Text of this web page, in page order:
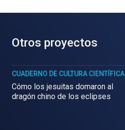
Otros proyectos
CUADERNO DE CULTURA CIENTÍFICA
Cómo los jesuitas domaron al
dragón chino de los eclipses